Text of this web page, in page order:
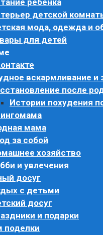
ребенка
детской
мода, одежда и
для детей
вскармливание
после
Истории похудения
мама
за собой
хозяйство
и увлечения
досуг
с детьми
досуг
и подарки
поделки